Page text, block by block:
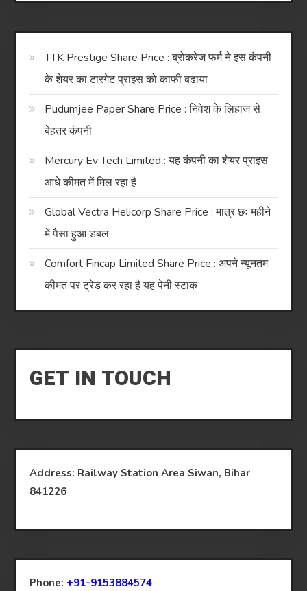
TTK Prestige Share Price : ब्रोकरेज फर्म ने इस कंपनी
के शेयर का टारगेट प्राइस को काफी बढ़ाया
Pudumjee Paper Share Price : निवेश के लिहाज से
बेहतर कंपनी
Mercury Ev Tech Limited : यह कंपनी का शेयर प्राइस
आधे कीमत में मिल रहा है
Global Vectra Helicorp Share Price : मात्र छः महीने
में पैसा हुआ डबल
Comfort Fincap Limited Share Price : अपने न्यूनतम
कीमत पर ट्रेड कर रहा है यह पेनी स्टाक
GET IN TOUCH
Address: Railway Station Area Siwan, Bihar
841226
Phone: +91-9153884574